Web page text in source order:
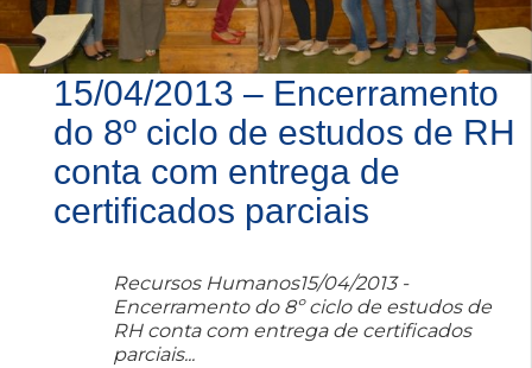
15/04/2013 – Encerramento
do 8º ciclo de estudos de RH
conta com entrega de
certificados parciais
Recursos Humanos15/04/2013 -
Encerramento do 8º ciclo de estudos de
RH conta com entrega de certificados
parciais...